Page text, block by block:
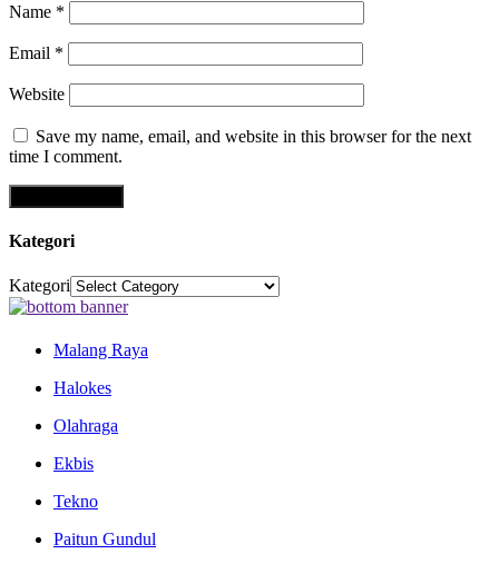
Name *
Email *
Website
Save my name, email, and website in this browser for the next
time I comment.
Kategori
Kategori
Malang Raya
Halokes
Olahraga
Ekbis
Tekno
Paitun Gundul